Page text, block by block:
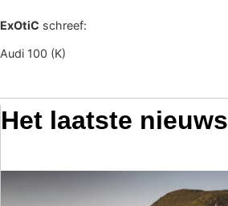
ExOtiC schreef:
Audi 100 (K)
Het laatste nieuws